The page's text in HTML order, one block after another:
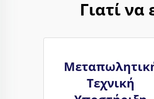
Γιατί
Τεχνική